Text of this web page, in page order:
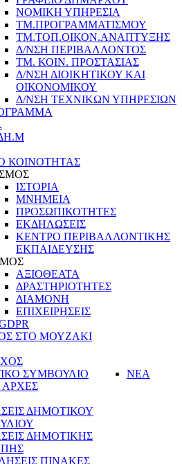
ΝΟΜΙΚΗ ΥΠΗΡΕΣΙΑ
ΤΜ.ΠΡΟΓΡΑΜΜΑΤΙΣΜΟΥ
ΤΜ.ΤΟΠ.ΟΙΚΟΝ.ΑΝΑΠΤΥΞΗΣ
Δ/ΝΣΗ ΠΕΡΙΒΑΛΛΟΝΤΟΣ
ΤΜ. ΚΟΙΝ. ΠΡΟΣΤΑΣΙΑΣ
Δ/ΝΣΗ ΔΙΟΙΚΗΤΙΚΟΥ ΚΑΙ
ΟΙΚΟΝΟΜΙΚΟΥ
Δ/ΝΣΗ ΤΕΧΝΙΚΩΝ ΥΠΗΡΕΣΙΩΝ
ΚΟΙΝΟΤΗΤΑΣ
ΙΣΤΟΡΙΑ
ΜΝΗΜΕΙΑ
ΠΡΟΣΩΠΙΚΟΤΗΤΕΣ
ΕΚΔΗΛΩΣΕΙΣ
ΚΕΝΤΡΟ ΠΕΡΙΒΑΛΛΟΝΤΙΚΗΣ
ΕΚΠΑΙΔΕΥΣΗΣ
ΑΞΙΟΘΕΑΤΑ
ΔΡΑΣΤΗΡΙΟΤΗΤΕΣ
ΔΙΑΜΟΝΗ
ΕΠΙΧΕΙΡΗΣΕΙΣ
ΣΤΟ ΜΟΥΖΑΚΙ
ΣΥΜΒΟΥΛΙΟ
ΝΕΑ
ΔΗΜΟΤΙΚΟΥ
ΔΗΜΟΤΙΚΗΣ
ΠΙΝΑΚΕΣ